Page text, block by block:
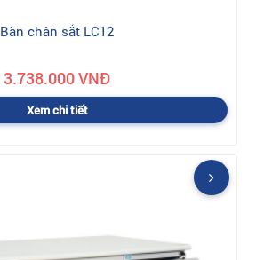
Bàn chân sắt LC12
3.738.000 VNĐ
Xem chi tiết